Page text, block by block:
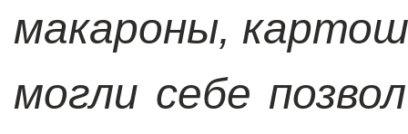
макароны,
могли себе